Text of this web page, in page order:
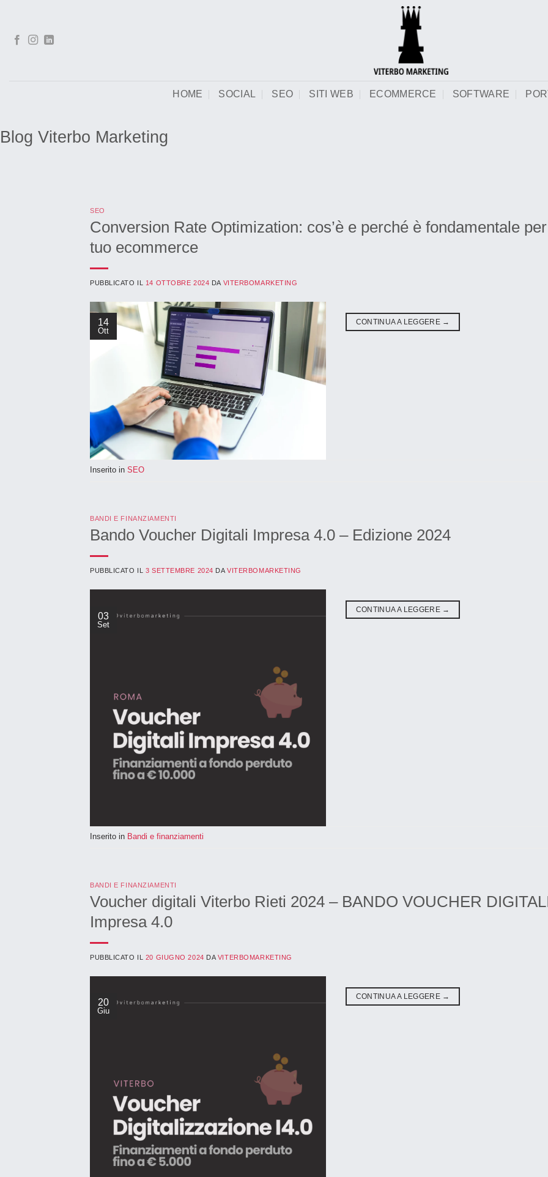
contenuti
HOME SOCIAL SEO SITI WEB ECOMMERCE SOFTWARE
Blog Viterbo Marketing
SEO
Conversion Rate Optimization: cos’è e perché è fondamentale
tuo ecommerce
PUBBLICATO IL 14 OTTOBRE 2024 DA VITERBOMARKETING
14
Ott
CONTINUA A LEGGERE →
Inserito in SEO
BANDI E FINANZIAMENTI
Bando Voucher Digitali Impresa 4.0 – Edizione 2024
PUBBLICATO IL 3 SETTEMBRE 2024 DAVITERBOMARKETING
03
Set
CONTINUA A LEGGERE →
Inserito in Bandi e finanziamenti
BANDI E FINANZIAMENTI
Voucher digitali Viterbo Rieti 2024 – BANDO VOUCHER
Impresa 4.0
PUBBLICATO IL 20 GIUGNO 2024 DA VITERBOMARKETING
20
Giu
CONTINUA A LEGGERE →